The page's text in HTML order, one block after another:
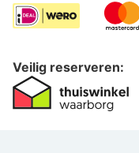
Veilig reserveren: